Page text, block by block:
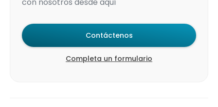
Contáctenos
Completa un formulario